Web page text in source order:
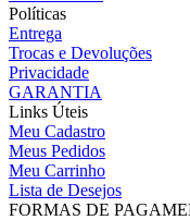
Políticas
Entrega
Trocas e Devoluções
Privacidade
GARANTIA
Links Úteis
Meu Cadastro
Meus Pedidos
Meu Carrinho
Lista de Desejos
FORMAS DE